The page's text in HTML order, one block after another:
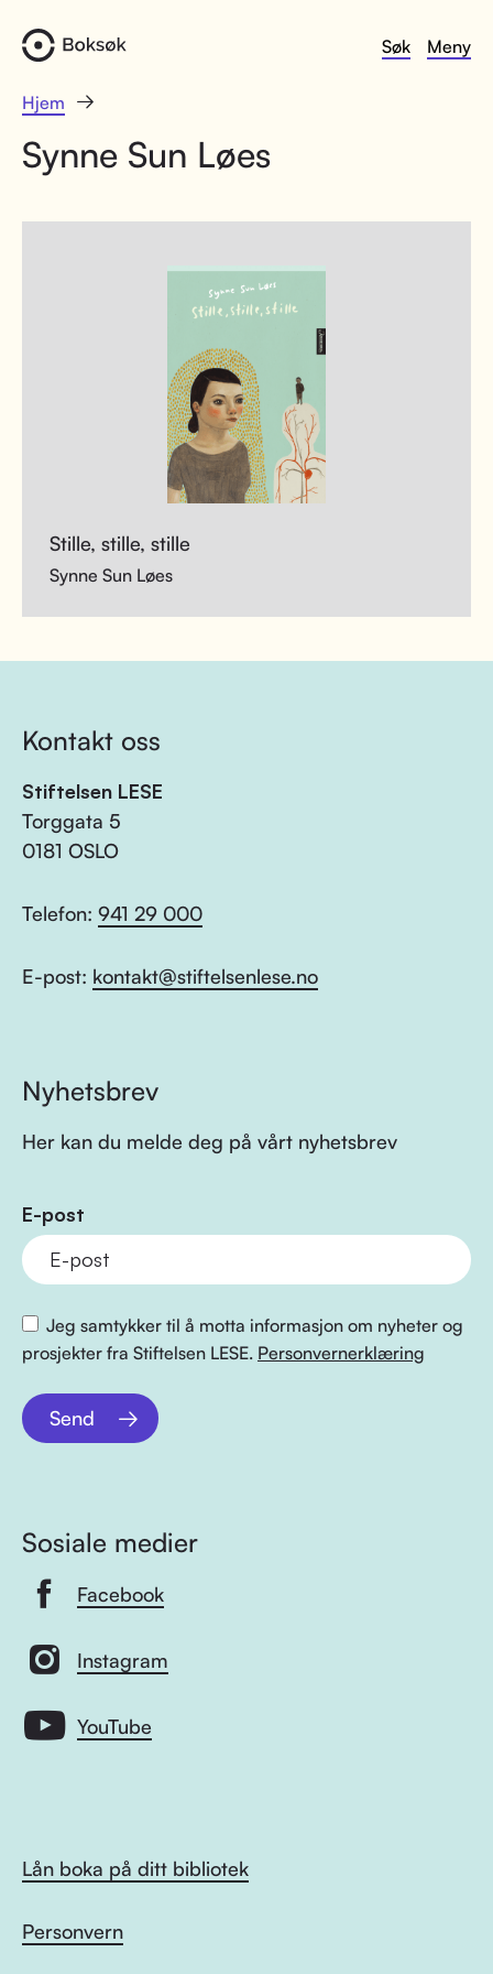
Søk Meny
Hjem
Synne Sun Løes
Stille, stille, stille
Synne Sun Løes
Kontakt oss
Stiftelsen LESE
Torggata 5
0181 OSLO
Telefon: 941 29 000
E-post: kontakt@stiftelsenlese.no
Nyhetsbrev
Her kan du melde deg på vårt nyhetsbrev
E-post
Jeg samtykker til å motta informasjon om nyheter og
prosjekter fra Stiftelsen LESE. Personvernerklæring
Send
Sosiale medier
Facebook
Instagram
YouTube
Lån boka på ditt bibliotek
Personvern